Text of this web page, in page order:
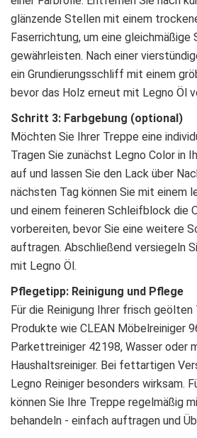
glänzende Stellen mit einem
Faserrichtung, um eine gleichmäßige
gewährleisten. Nach einer
ein Grundierungsschliff mit einem
bevor das Holz erneut mit Legno Öl
Schritt 3: Farbgebung (optional)
Möchten Sie Ihrer Treppe eine
Tragen Sie zunächst Legno Color in
auf und lassen Sie den Lack über
nächsten Tag können Sie mit einem
und einem feineren Schleifblock die
vorbereiten, bevor Sie eine weitere
auftragen. Abschließend versiegeln
mit Legno Öl.
Pflegetipp: Reinigung und Pflege
Für die Reinigung Ihrer frisch
Produkte wie CLEAN Möbelreiniger
Parkettreiniger 42198, Wasser oder
Haushaltsreiniger. Bei fettartigen
Legno Reiniger besonders wirksam.
können Sie Ihre Treppe regelmäßig
behandeln - einfach auftragen und